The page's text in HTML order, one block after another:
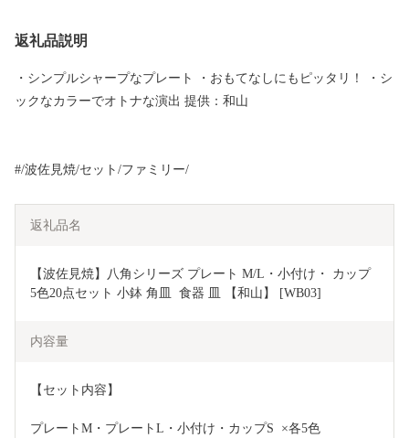
返礼品説明
・シンプルシャープなプレート ・おもてなしにもピッタリ！ ・シ
ックなカラーでオトナな演出 提供：和山
#/波佐見焼/セット/ファミリー/
返礼品名
【波佐見焼】八角シリーズ プレート M/L・小付け・ カップ
5色20点セット 小鉢 角皿  食器 皿 【和山】 [WB03]
内容量
【セット内容】
プレートM・プレートL・小付け・カップS  ×各5色